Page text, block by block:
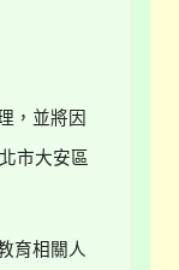
，並將因
市大安區
育相關人